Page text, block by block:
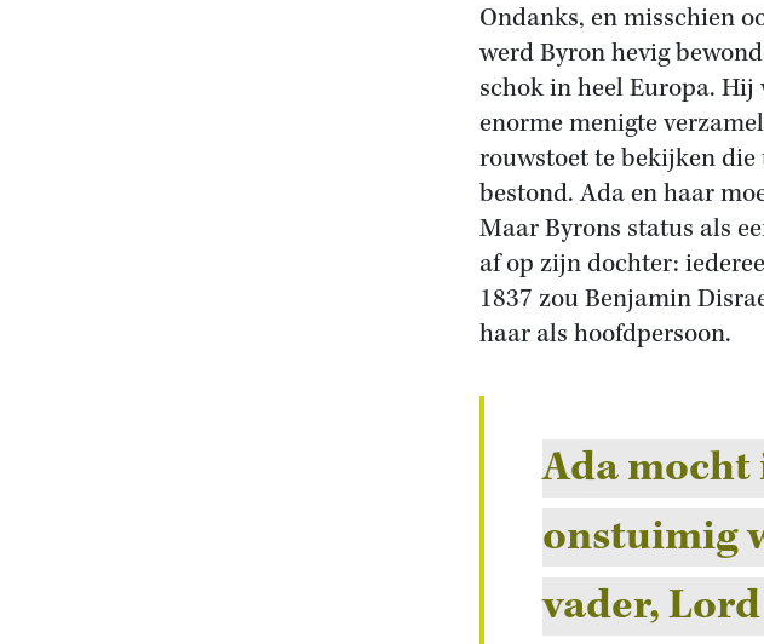
Ondanks, en misschien
werd Byron hevig
schok in heel Europa. Hij
enorme menigte
rouwstoet te bekijken
bestond. Ada en haar
Maar Byrons status als
af op zijn dochter:
1837 zou Benjamin
haar als hoofdpersoon.
Ada mocht
onstuimig
vader,